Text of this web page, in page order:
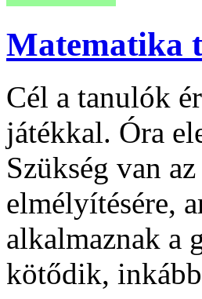
Matematika
Cél a tanulók
játékkal. Óra
Szükség van
elmélyítésére,
alkalmaznak a
kötődik,